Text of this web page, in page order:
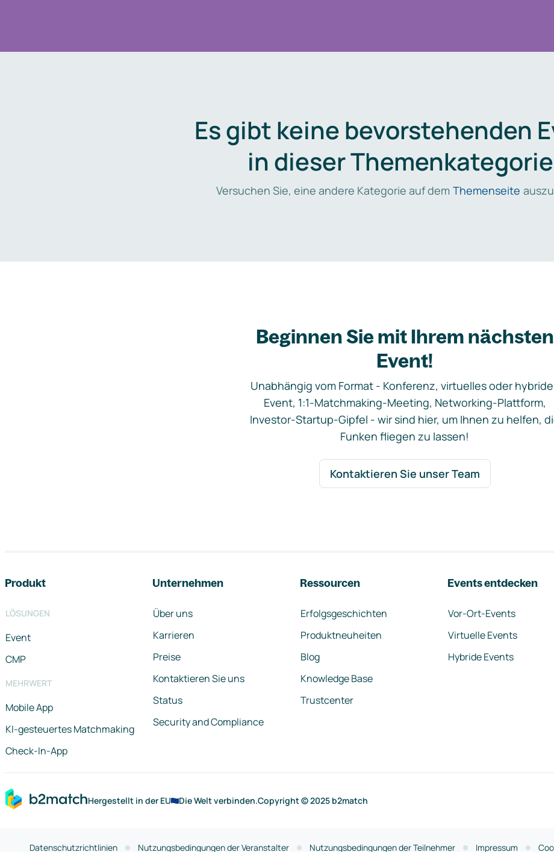
Es gibt keine bevorstehenden
in dieser
Versuchen Sie, eine andere Kategorie auf dem Themenseite
Beginnen Sie mit Ihrem nächsten
Event!
Unabhängig vom Format - Konferenz, virtuelles oder
Event, 1:1-Matchmaking-Meeting, Networking-Plattform,
Investor-Startup-Gipfel - wir sind hier, um Ihnen zu helfen,
Funken fliegen zu lassen!
Kontaktieren Sie unser Team
Produkt
LÖSUNGEN
Event
CMP
MEHRWERT
Mobile App
KI-gesteuertes Matchmaking
Check-In-App
Unternehmen
Über uns
Karrieren
Preise
Kontaktieren Sie uns
Status
Security and Compliance
Ressourcen
Erfolgsgeschichten
Produktneuheiten
Blog
Knowledge Base
Trustcenter
Events entdecken
Vor-Ort-Events
Virtuelle Events
Hybride Events
Hergestellt in der EU Die Welt verbinden.Copyright © 2025 b2match
Datenschutzrichtlinien Nutzungsbedingungen der Veranstalter Nutzungsbedingungen der Teilnehmer Impressum